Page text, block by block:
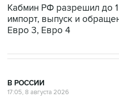
Кабмин РФ разрешил до
импорт, выпуск и
Евро 3, Евро 4
В РОССИИ
17:05, 8 августа 2026